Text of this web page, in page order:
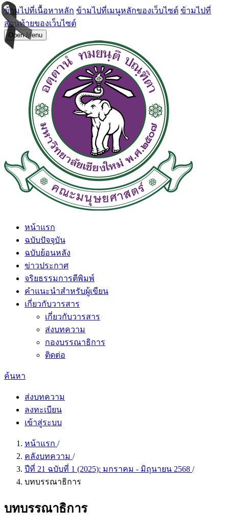
ข้ามไปที่เนื้อหาหลัก ข้ามไปที่เมนูหลักของเว็บไซต์ ข้ามไปที่
ส่วนท้ายของเว็บไซต์
Open Menu
หน้าแรก
ฉบับปัจจุบัน
ฉบับย้อนหลัง
ข่าวประกาศ
จริยธรรมการตีพิมพ์
คำแนะนำสำหรับผู้เขียน
เกี่ยวกับวารสาร
เกี่ยวกับวารสาร
ส่งบทความ
กองบรรณาธิการ
ติดต่อ
ค้นหา
ส่งบทความ
ลงทะเบียน
เข้าสู่ระบบ
หน้าแรก /
คลังบทความ /
ปีที่ 21 ฉบับที่ 1 (2025): มกราคม - มิถุนายน 2568 /
บทบรรณาธิการ
บทบรรณาธิการ